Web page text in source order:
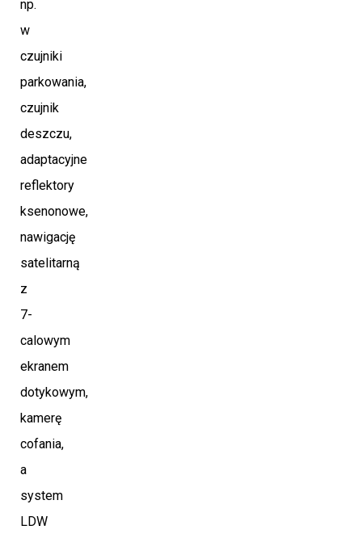
np.
w
czujniki
parkowania,
czujnik
deszczu,
adaptacyjne
reflektory
ksenonowe,
nawigację
satelitarną
z
7-
calowym
ekranem
dotykowym,
kamerę
cofania,
a
system
LDW